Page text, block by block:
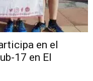
en el
17 en El